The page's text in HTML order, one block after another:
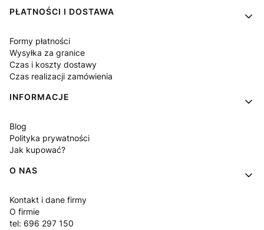
PŁATNOŚCI I DOSTAWA
Formy płatności
Wysyłka za granice
Czas i koszty dostawy
Czas realizacji zamówienia
INFORMACJE
Blog
Polityka prywatności
Jak kupować?
O NAS
Kontakt i dane firmy
O firmie
tel: 696 297 150